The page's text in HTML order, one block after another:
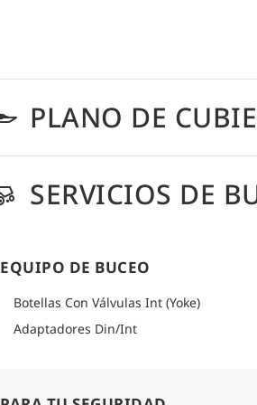
PLANO DE
SERVICIOS DE
EQUIPO DE BUCEO
Botellas Con Válvulas Int (Yoke)
Adaptadores Din/Int